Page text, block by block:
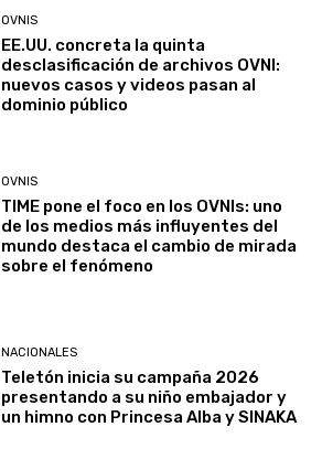
OVNIS
EE.UU. concreta la quinta
desclasificación de archivos OVNI:
nuevos casos y videos pasan al
dominio público
OVNIS
TIME pone el foco en los OVNIs: uno
de los medios más influyentes del
mundo destaca el cambio de mirada
sobre el fenómeno
NACIONALES
Teletón inicia su campaña 2026
presentando a su niño embajador y
un himno con Princesa Alba y SINAKA